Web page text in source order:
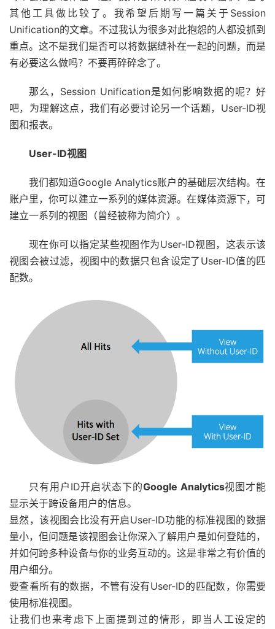
其他工具做比较了。我希望后期写一篇关于Session
Unification的文章。不过我认为很多对此抱怨的人都没抓到
重点。这不是我们是否可以将数据缝补在一起的问题，而是
有必要这么做吗？不要再碎碎念了。
那么，Session Unification是如何影响数据的呢？好
吧，为理解这点，我们有必要讨论另一个话题，User-ID视
图和报表。
User-ID视图
我们都知道Google Analytics账户的基础层次结构。在
账户里，你可以建立一系列的媒体资源。在媒体资源下，可
建立一系列的视图（曾经被称为简介）。
现在你可以指定某些视图作为User-ID视图，这表示该
视图会被过滤，视图中的数据只包含设定了User-ID值的匹
配数。
只有用户ID开启状态下的Google Analytics视图才能
显示关于跨设备用户的信息。
显然，该视图会比没有开启User-ID功能的标准视图的数据
量小，但问题是该视图会让你深入了解用户是如何登陆的，
并如何跨多种设备与你的业务互动的。这是非常之有价值的
用户细分。
要查看所有的数据，不管有没有User-ID的匹配数，你需要
使用标准视图。
让我们也来考虑下上面提到过的情形，即当人工设定的